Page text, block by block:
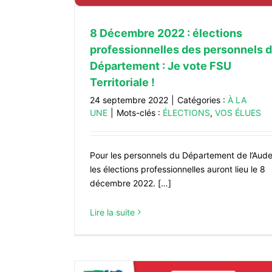
8 Décembre 2022 : élections
professionnelles des personnels
Département : Je vote FSU
Territoriale !
24 septembre 2022 Catégories : À LA
UNE
Mots-clés : ÉLECTIONS, VOS ÉLUES
Pour les personnels du Département de
les élections professionnelles auront lieu le 8
décembre 2022. […]
Lire la suite
dans l’Éducation Nationale : Je vote
À LA UNE